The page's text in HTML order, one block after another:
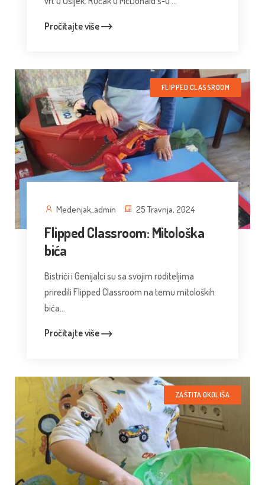
Pročitajte više
FLIPPED CLASSROOM
Medenjak_admin 25 Travnja, 2024
Flipped Classroom: Mitološka
bića
Bistrići i Genijalci su sa svojim roditeljima
priredili Flipped Classroom na temu mitoloških
bića...
Pročitajte više
ZAŠTITA OKOLIŠA